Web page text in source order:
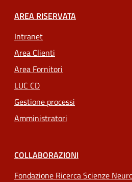
AREA RISERVATA
Intranet
Area Clienti
Area Fornitori
LUC CD
Gestione processi
Amministratori
COLLABORAZIONI
Fondazione Ricerca Scienze